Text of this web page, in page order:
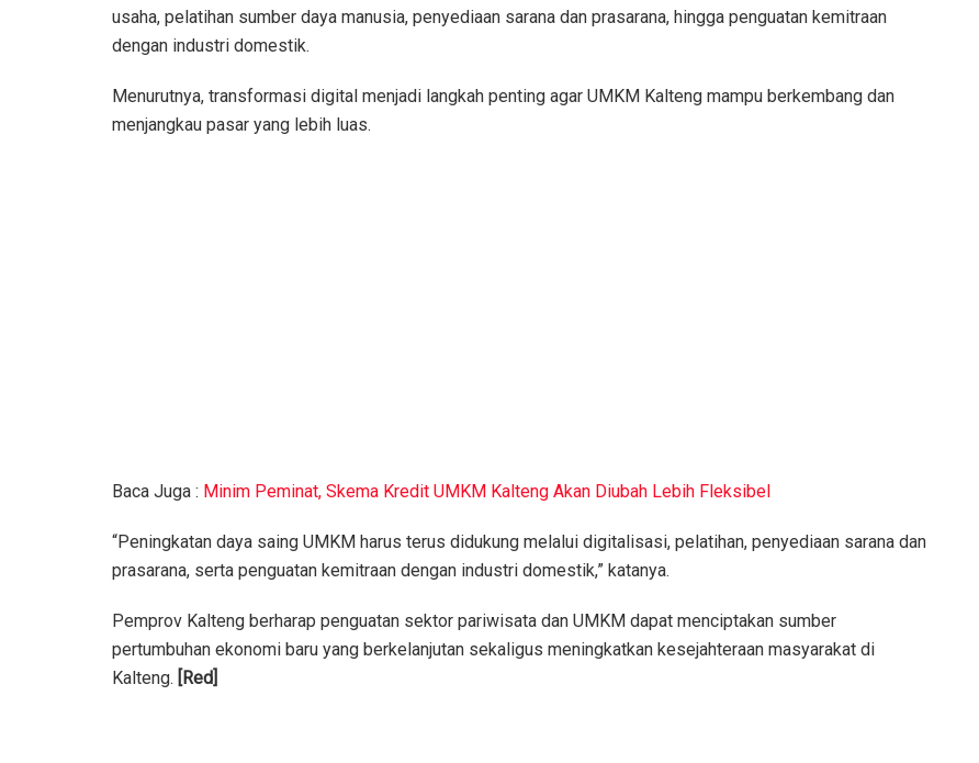
usaha, pelatihan sumber daya manusia, penyediaan sarana dan prasarana, hingga penguatan kemitraan
dengan industri domestik.
Menurutnya, transformasi digital menjadi langkah penting agar UMKM Kalteng mampu berkembang dan
menjangkau pasar yang lebih luas.
Baca Juga : Minim Peminat, Skema Kredit UMKM Kalteng Akan Diubah Lebih Fleksibel
“Peningkatan daya saing UMKM harus terus didukung melalui digitalisasi, pelatihan, penyediaan sarana dan
prasarana, serta penguatan kemitraan dengan industri domestik,” katanya.
Pemprov Kalteng berharap penguatan sektor pariwisata dan UMKM dapat menciptakan sumber
pertumbuhan ekonomi baru yang berkelanjutan sekaligus meningkatkan kesejahteraan masyarakat di
Kalteng. [Red]